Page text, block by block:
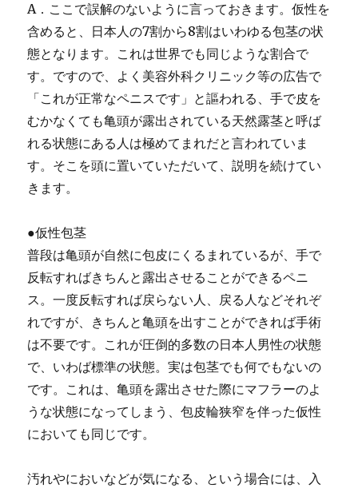
A．ここで誤解のないように言っておきます。仮性を
含めると、日本人の7割から8割はいわゆる包茎の状
態となります。 これは世界でも同じような割合で
す。ですので、よく美容外科クリニック等の広告で
「これが正常なペニスです」と謳われる、手で皮を
むかなくても亀頭が露出されている天然露茎と呼ば
れる状態にある人は極めてまれだと言われていま
す。そこを頭に置いていただいて、説明を続けてい
きます。
●仮性包茎
普段は亀頭が自然に包皮にくるまれているが、手で
反転すればきちんと露出させることができるペニ
ス。一度反転すれば戻らない人、戻る人などそれぞ
れですが、きちんと亀頭を出すことができれば手術
は不要です。これが圧倒的多数の日本人男性の状態
で、いわば標準の状態。実は包茎でも何でもないの
です。これは、亀頭を露出させた際にマフラーのよ
うな状態になってしまう、包皮輪狭窄を伴った仮性
においても同じです。
汚れやにおいなどが気になる、という場合には、入